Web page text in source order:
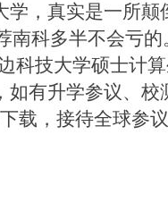
学，真实是一所颠
南科多半不会亏的
科技大学硕士计
如有升学参议、校
载，接待全球参议